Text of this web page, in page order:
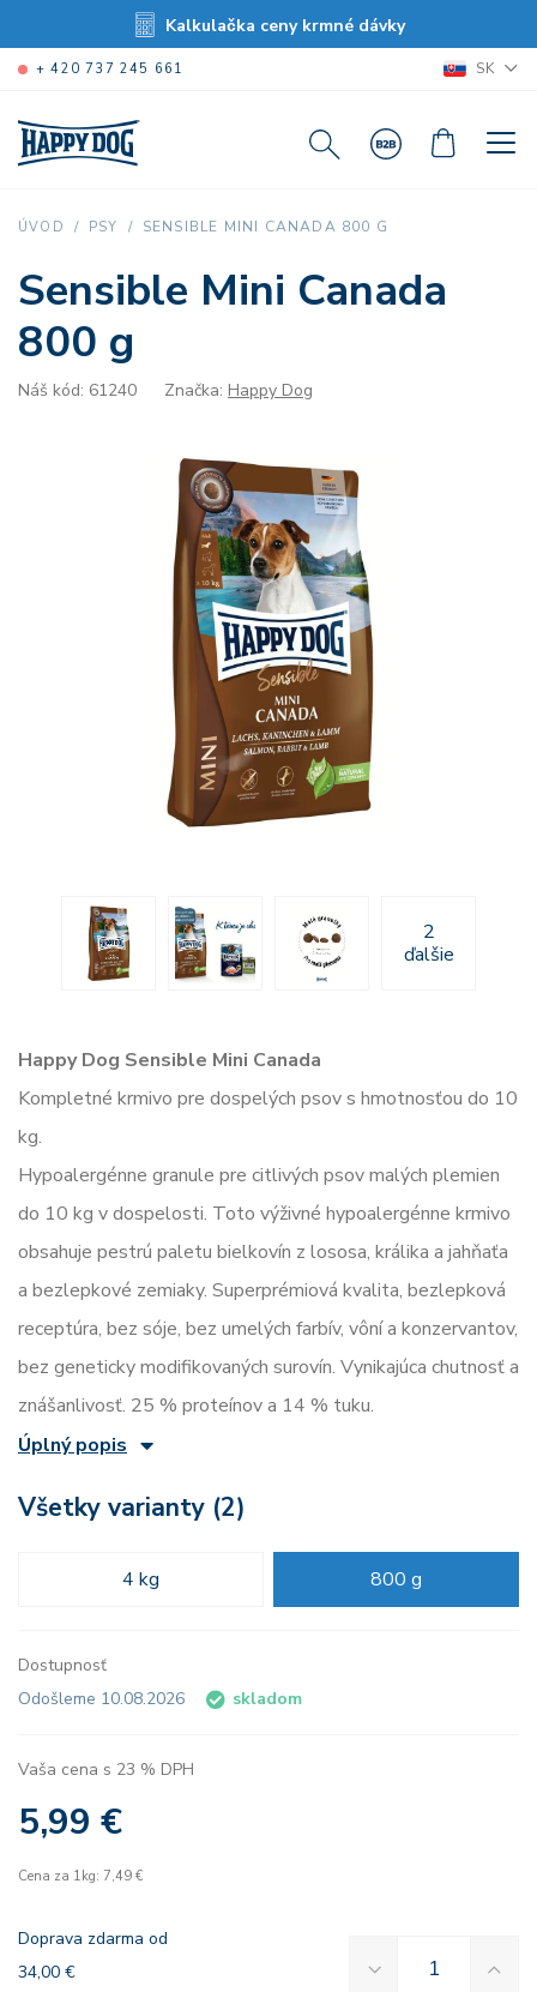
Kalkulačka ceny krmné dávky
+ 420 737 245 661 SK
ÚVOD PSY SENSIBLE MINI CANADA 800 G
Sensible Mini Canada
800 g
Náš kód: 61240 Značka: Happy Dog
2
ďalšie
Happy Dog Sensible Mini Canada
Kompletné krmivo pre dospelých psov s hmotnosťou do 10
kg.
Hypoalergénne granule pre citlivých psov malých plemien
do 10 kg v dospelosti. Toto výživné hypoalergénne krmivo
obsahuje pestrú paletu bielkovín z lososa, králika a jahňaťa
a bezlepkové zemiaky. Superprémiová kvalita, bezlepková
receptúra, bez sóje, bez umelých farbív, vôní a konzervantov,
bez geneticky modifikovaných surovín. Vynikajúca chutnosť a
znášanlivosť. 25 % proteínov a 14 % tuku.
Úplný popis
Všetky varianty (2)
4 kg 800 g
Dostupnosť
Odošleme 10.08.2026
skladom
Vaša cena s 23 % DPH
5,99 €
Cena za 1kg: 7,49 €
Doprava zdarma od
34,00 €